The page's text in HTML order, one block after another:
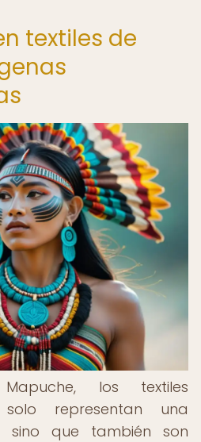
textiles de
los textiles
representan una
sino que también son